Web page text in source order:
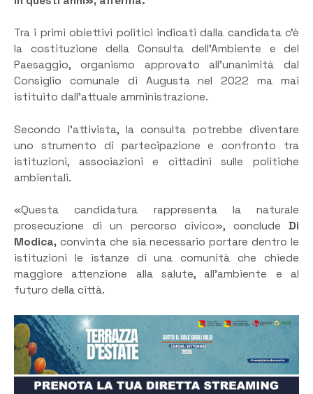
Tra i primi obiettivi politici indicati dalla candidata c’è
la costituzione della Consulta dell’Ambiente e del
Paesaggio, organismo approvato all’unanimità dal
Consiglio comunale di Augusta nel 2022 ma mai
istituito dall’attuale amministrazione.
Secondo l’attivista, la consulta potrebbe diventare
uno strumento di partecipazione e confronto tra
istituzioni, associazioni e cittadini sulle politiche
ambientali.
«Questa candidatura rappresenta la naturale
prosecuzione di un percorso civico», conclude Di
Modica, convinta che sia necessario portare dentro le
istituzioni le istanze di una comunità che chiede
maggiore attenzione alla salute, all’ambiente e al
futuro della città.